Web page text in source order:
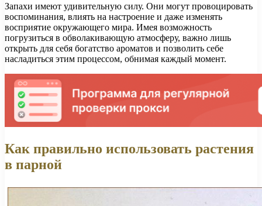
Запахи имеют удивительную силу. Они могут провоцировать
воспоминания, влиять на настроение и даже изменять
восприятие окружающего мира. Имея возможность
погрузиться в обволакивающую атмосферу, важно лишь
открыть для себя богатство ароматов и позволить себе
насладиться этим процессом, обнимая каждый момент.
Как правильно использовать растения
в парной